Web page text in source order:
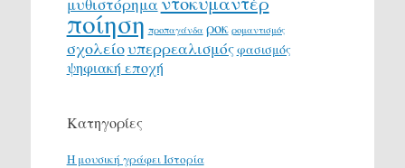
ποίηση προπαγάνδα ροκ ρομαντισμός
σχολείουπερρεαλισμόςφασισμός
ψηφιακή εποχή
Κατηγορίες
H μουσική γράφει Ιστορία